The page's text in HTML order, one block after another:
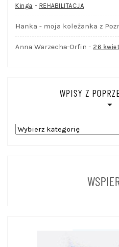
Kinga - REHABILITACJA
Hanka - moja koleżanka z
Anna Warzecha-Orfin - 26
WPISY Z
WPISY